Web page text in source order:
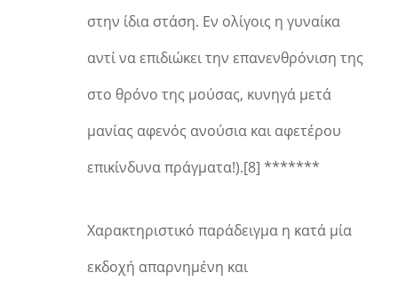
στην ίδια στάση. Εν ολίγοις η γυναίκα
αντί να επιδιώκει την επανενθρόνιση της
στο θρόνο της μούσας, κυνηγά μετά
μανίας αφενός ανούσια και αφετέρου
επικίνδυνα πράγματα!).[8] *******
Χαρακτηριστικό παράδειγμα η κατά μία
εκδοχή απαρνημένη και